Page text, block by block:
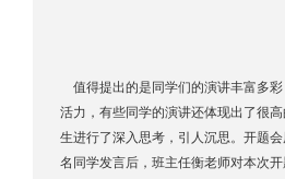
值得提出的是同学们的演讲丰富多
活力，有些同学的演讲还体现出了很
生进行了深入思考，引人沉思。开题
名同学发言后，班主任衡老师对本次